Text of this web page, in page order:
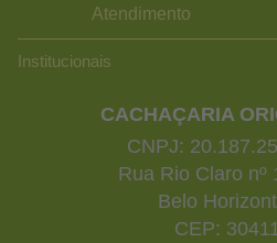
Atendimento
Institucionais
CACHAÇARIA
CNPJ:
Rua Rio Claro nº
Belo
CEP: